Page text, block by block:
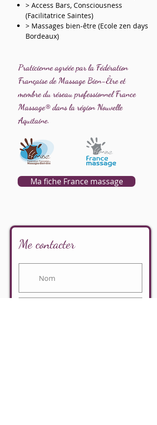
> Access Bars, Consciousness
(Facilitatrice Saintes)
> Massages bien-être (Ecole zen days
Bordeaux)
Praticienne agréée par la Fédération
Française de Massage Bien-Être et
membre du réseau professionnel France
Massage® dans la région Nouvelle
Aquitaine.
Ma fiche France massage
Me contacter